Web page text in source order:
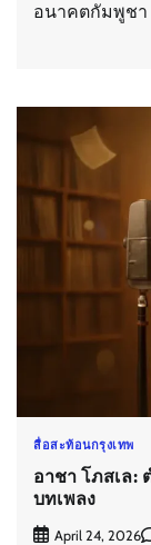
อนาคตกัมพูชา
สื่อสะท้อนกรุงเทพ
อาชา โภสเล:
บทเพลง
April 24, 2026